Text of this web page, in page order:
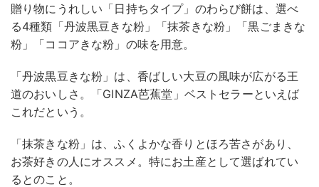
贈り物にうれしい「日持ちタイプ」のわらび餅は、選べ
る4種類「丹波黒豆きな粉」「抹茶きな粉」「黒ごまきな
粉」「ココアきな粉」の味を用意。
「丹波黒豆きな粉」は、香ばしい大豆の風味が広がる王
道のおいしさ。「GINZA芭蕉堂」ベストセラーといえば
これだという。
「抹茶きな粉」は、ふくよかな香りとほろ苦さがあり、
お茶好きの人にオススメ。特にお土産として選ばれてい
るとのこと。